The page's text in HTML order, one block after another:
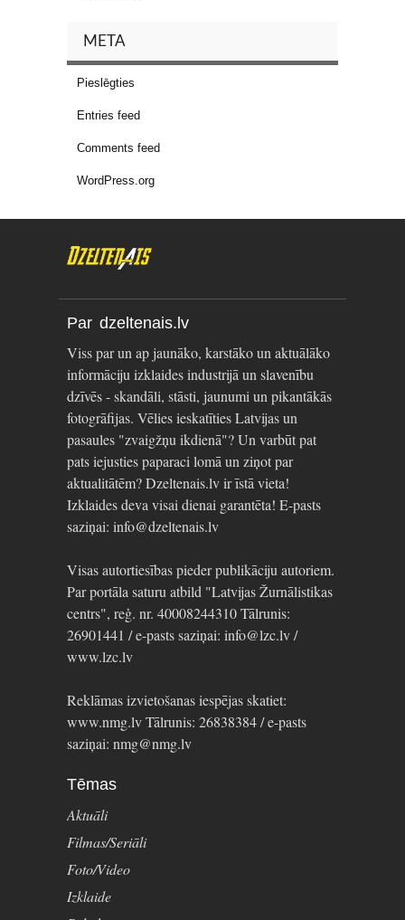
META
Pieslēgties
Entries feed
Comments feed
WordPress.org
Par dzeltenais.lv
Viss par un ap jaunāko, karstāko un aktuālāko
informāciju izklaides industrijā un slavenību
dzīvēs - skandāli, stāsti, jaunumi un pikantākās
fotogrāfijas. Vēlies ieskatīties Latvijas un
pasaules "zvaigžņu ikdienā"? Un varbūt pat
pats iejusties paparaci lomā un ziņot par
aktualitātēm? Dzeltenais.lv ir īstā vieta!
Izklaides deva visai dienai garantēta! E-pasts
saziņai: info@dzeltenais.lv
Visas autortiesības pieder publikāciju autoriem.
Par portāla saturu atbild "Latvijas Žurnālistikas
centrs", reģ. nr. 40008244310 Tālrunis:
26901441 / e-pasts saziņai: info@lzc.lv /
www.lzc.lv
Reklāmas izvietošanas iespējas skatiet:
www.nmg.lv Tālrunis: 26838384 / e-pasts
saziņai: nmg@nmg.lv
Tēmas
Aktuāli
Filmas/Seriāli
Foto/Video
Izklaide